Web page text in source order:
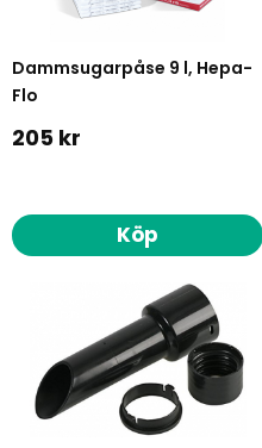
Dammsugarpåse 9 l, Hepa-
Flo
205 kr
Köp